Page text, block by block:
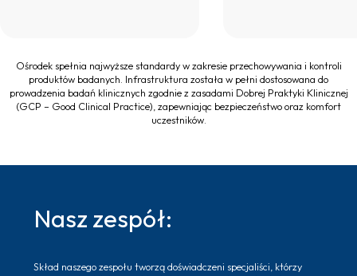
Ośrodek spełnia najwyższe standardy w zakresie przechowywania i kontroli
produktów badanych. Infrastruktura została w pełni dostosowana do
prowadzenia badań klinicznych zgodnie z zasadami Dobrej Praktyki Klinicznej
(GCP – Good Clinical Practice), zapewniając bezpieczeństwo oraz komfort
uczestników.
Nasz zespół:
Skład naszego zespołu tworzą doświadczeni specjaliści, którzy